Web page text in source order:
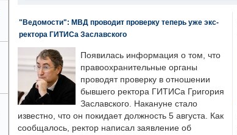
"Ведомости": МВД проводит проверку теперь уже экс-
ректора ГИТИСа Заславского
Появилась информация о том, что
правоохранительные органы
проводят проверку в отношении
бывшего ректора ГИТИСа Григория
Заславского. Накануне стало
известно, что он покидает должность 5 августа. Как
сообщалось, ректор написал заявление об